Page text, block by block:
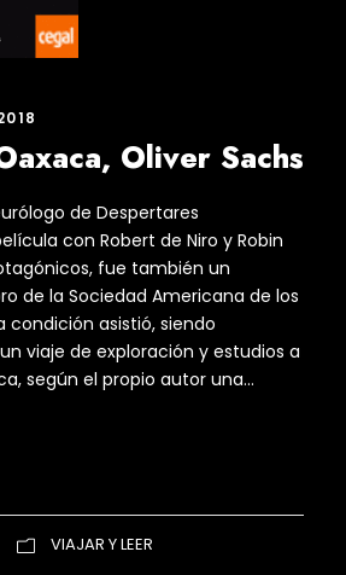
Oliver Sachs
de Despertares
con Robert de Niro y Robin
fue también un
de la Sociedad Americana de los
condición asistió, siendo
viaje de exploración y estudios a
según el propio autor una...
VIAJAR Y LEER